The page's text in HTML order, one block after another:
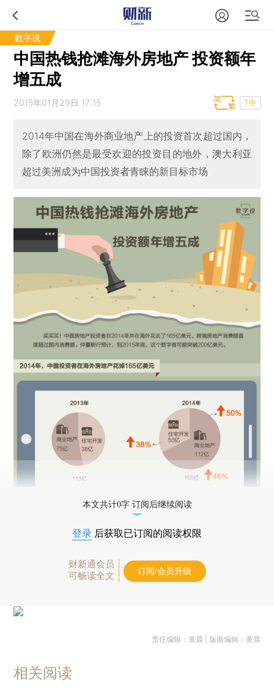
数字说
中国热钱抢滩海外房地产 投资额年
增五成
2015年01月29日 17:15 T中
2014年中国在海外商业地产上的投资首次超过国内，
除了欧洲仍然是最受欢迎的投资目的地外，澳大利亚
超过美洲成为中国投资者青睐的新目标市场
本文共计0字 订阅后继续阅读
登录 后获取已订阅的阅读权限
财新通会员
可畅读全文
订阅/会员升级
责任编辑：黄晨 | 版面编辑：黄晨
相关阅读